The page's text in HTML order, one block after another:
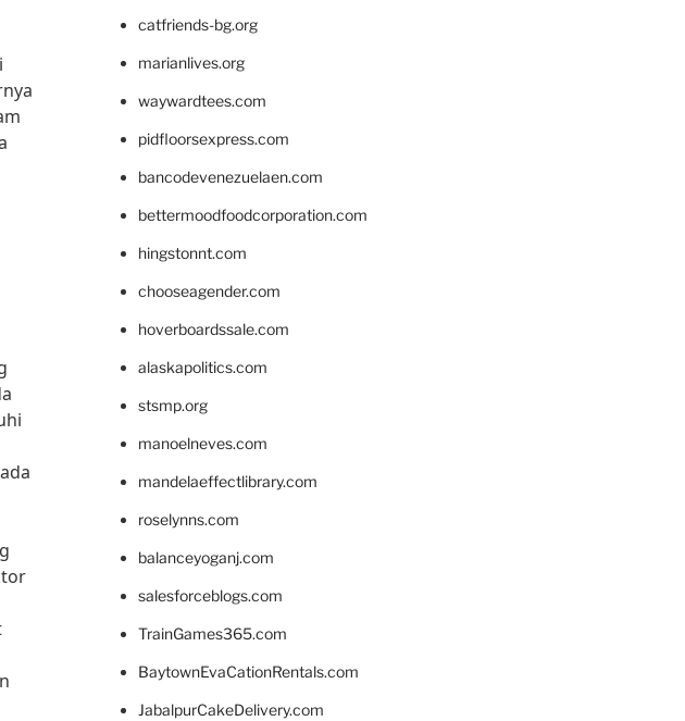
catfriends-bg.org
marianlives.org
waywardtees.com
pidfloorsexpress.com
bancodevenezuelaen.com
bettermoodfoodcorporation.com
hingstonnt.com
chooseagender.com
hoverboardssale.com
alaskapolitics.com
stsmp.org
manoelneves.com
mandelaeffectlibrary.com
roselynns.com
balanceyoganj.com
salesforceblogs.com
TrainGames365.com
BaytownEvaCationRentals.com
JabalpurCakeDelivery.com